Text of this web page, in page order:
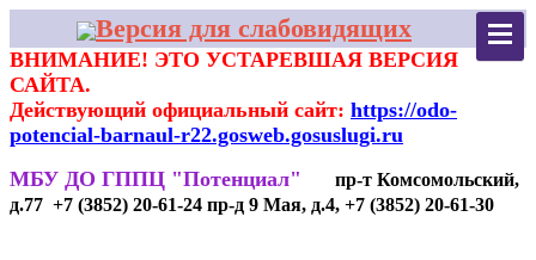
Версия для слабовидящих
ВНИМАНИЕ! ЭТО УСТАРЕВШАЯ ВЕРСИЯ
САЙТА.
Действующий официальный сайт: https://odo-
potencial-barnaul-r22.gosweb.gosuslugi.ru
МБУ ДО ГППЦ "Потенциал"
пр-т Комсомольский,
д.77 +7 (3852) 20-61-24 пр-д 9 Мая, д.4, +7 (3852) 20-61-30